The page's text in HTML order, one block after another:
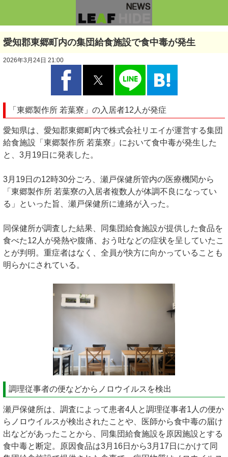
愛知郡東郷町内の集団給食施設で食中毒が発生
2026年3月24日 21:00
「東郷製作所 若葉寮」の入居者12人が発症
愛知県は、愛知郡東郷町内で株式会社リエイが運営する集団
給食施設「東郷製作所 若葉寮」において食中毒が発生した
と、3月19日に発表した。
3月19日の12時30分ごろ、瀬戸保健所管内の医療機関から
「東郷製作所 若葉寮の入居者複数人が体調不良になってい
る」といった旨、瀬戸保健所に連絡が入った。
同保健所が調査した結果、同集団給食施設が提供した食品を
食べた12人が発熱や腹痛、おう吐などの症状を呈していたこ
とが判明。重症者はなく、全員が快方に向かっていることも
明らかにされている。
調理従事者の便などからノロウイルスを検出
瀬戸保健所は、調査によって患者4人と調理従事者1人の便か
らノロウイルスが検出されたことや、医師から食中毒の届け
出などがあったことから、同集団給食施設を原因施設とする
食中毒と断定。原因食品は3月16日から3月17日にかけて同